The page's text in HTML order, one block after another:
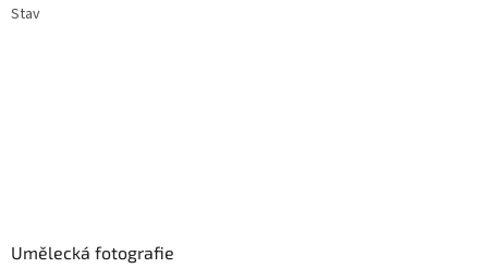
Stav
Umělecká fotografie